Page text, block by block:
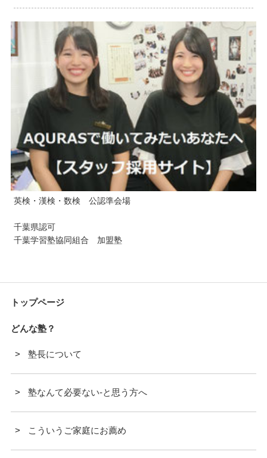
英検・漢検・数検 公認準会場
千葉県認可
千葉学習塾協同組合 加盟塾
トップページ
どんな塾？
塾長について
塾なんて必要ない-と思う方へ
こういうご家庭にお薦め